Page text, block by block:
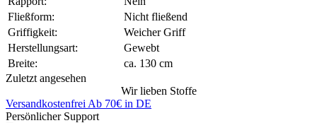
Fließform:
Nicht fließend
Griffigkeit:
Weicher Griff
Herstellungsart:
Gewebt
Breite:
ca. 130 cm
Zuletzt angesehen
Wir lieben Stoffe
Versandkostenfrei Ab 70€ in DE
Persönlicher Support